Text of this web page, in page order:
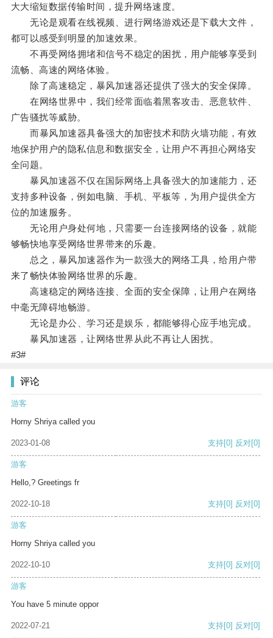
大大缩短数据传输时间，提升网络速度。
无论是观看在线视频、进行网络游戏还是下载大文件，
都可以感受到明显的加速效果。
不再受网络拥堵和信号不稳定的困扰，用户能够享受到
流畅、高速的网络体验。
除了高速稳定，暴风加速器还提供了强大的安全保障。
在网络世界中，我们经常面临着黑客攻击、恶意软件、
广告骚扰等威胁。
而暴风加速器具备强大的加密技术和防火墙功能，有效
地保护用户的隐私信息和数据安全，让用户不再担心网络安
全问题。
暴风加速器不仅在国际网络上具备强大的加速能力，还
支持多种设备，例如电脑、手机、平板等，为用户提供全方
位的加速服务。
无论用户身处何地，只需要一台连接网络的设备，就能
够畅快地享受网络世界带来的乐趣。
总之，暴风加速器作为一款强大的网络工具，给用户带
来了畅快体验网络世界的乐趣。
高速稳定的网络连接、全面的安全保障，让用户在网络
中毫无障碍地畅游。
无论是办公、学习还是娱乐，都能够得心应手地完成。
暴风加速器，让网络世界从此不再让人困扰。
#3#
评论
游客
Horny Shriya called you
2023-01-08 支持[0] 反对[0]
游客
Hello,? Greetings fr
2022-10-18 支持[0] 反对[0]
游客
Horny Shriya called you
2022-10-10 支持[0] 反对[0]
游客
You have 5 minute oppor
2022-07-21 支持[0] 反对[0]